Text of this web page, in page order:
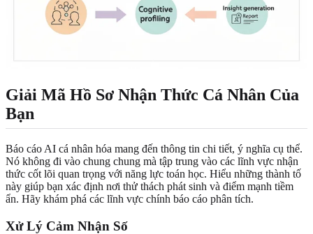
Giải Mã Hồ Sơ Nhận Thức Cá Nhân Của
Bạn
Báo cáo AI cá nhân hóa mang đến thông tin chi tiết, ý nghĩa cụ thể.
Nó không đi vào chung chung mà tập trung vào các lĩnh vực nhận
thức cốt lõi quan trọng với năng lực toán học. Hiểu những thành tố
này giúp bạn xác định nơi thử thách phát sinh và điểm mạnh tiềm
ẩn. Hãy khám phá các lĩnh vực chính báo cáo phân tích.
Xử Lý Cảm Nhận Số